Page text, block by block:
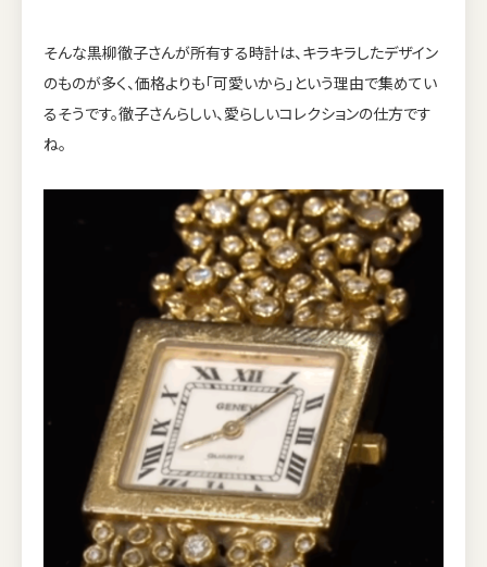
そんな黒柳徹子さんが所有する時計は、キラキラしたデザイン
のものが多く、価格よりも「可愛いから」という理由で集めてい
るそうです。徹子さんらしい、愛らしいコレクションの仕方です
ね。